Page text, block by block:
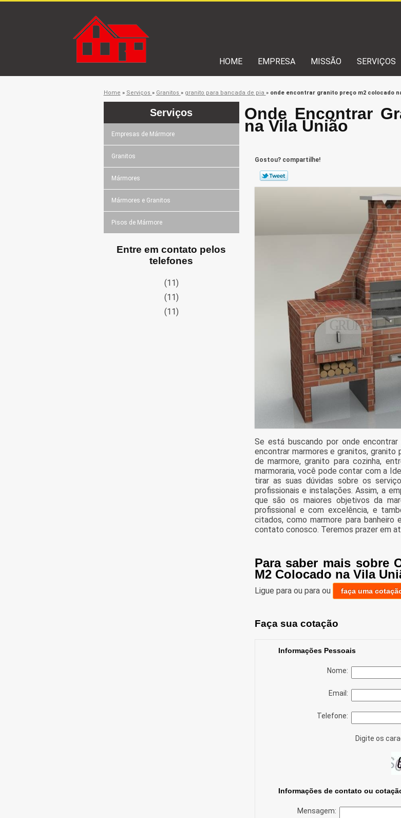
HOME EMPRESA MISSÃO SERVIÇOS
Home » Serviços » Granitos » granito para bancada de pia » onde encontrar granito preço m2 colocado
Serviços
Empresas de Mármore
Granitos
Mármores
Mármores e Granitos
Pisos de Mármore
Entre em contato pelos
telefones
(11)
(11)
(11)
Onde Encontrar
na Vila União
Gostou? compartilhe!
Se está buscando por onde
encontrar marmores e granitos, granito
de marmore, granito para cozinha,
marmoraria, você pode contar com a
tirar as suas dúvidas sobre os
profissionais e instalações. Assim, a
que são os maiores objetivos da
profissional e com excelência, e
citados, como marmore para banheiro
contato conosco. Teremos prazer em
Para saber mais sobre
M2 Colocado na Vila
Ligue para ou para ou faça uma
Faça sua cotação
Informações Pessoais
Nome:
Email:
Telefone:
Digite os
Informações de contato ou
Mensagem: